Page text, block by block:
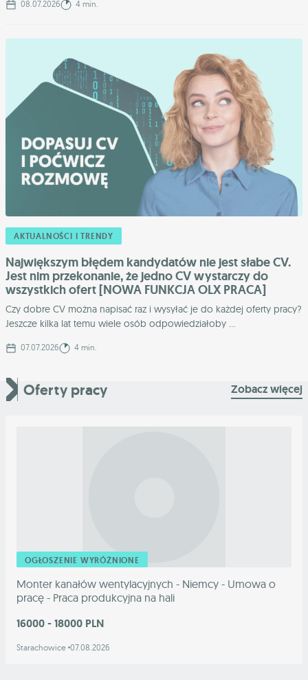
08.07.2026 4 min.
AKTUALNOŚCI I TRENDY
Największym błędem kandydatów nie jest słabe CV.
Jest nim przekonanie, że jedno CV wystarczy do
wszystkich ofert [NOWA FUNKCJA OLX PRACA]
Czy dobre CV można napisać raz i wysyłać je do każdej oferty pracy?
Jeszcze kilka lat temu wiele osób odpowiedziałoby ...
07.07.2026 4 min.
Oferty pracy Zobacz więcej
OGŁOSZENIE WYRÓŻNIONE
Monter kanałów wentylacyjnych - Niemcy - Umowa o
pracę - Praca produkcyjna na hali
16000 - 18000 PLN
Starachowice 07.08.2026